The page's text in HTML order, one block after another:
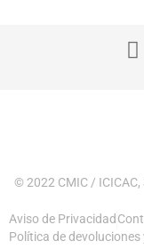
© 2022 CMIC / ICICAC,
Aviso de Privacidad
Política de